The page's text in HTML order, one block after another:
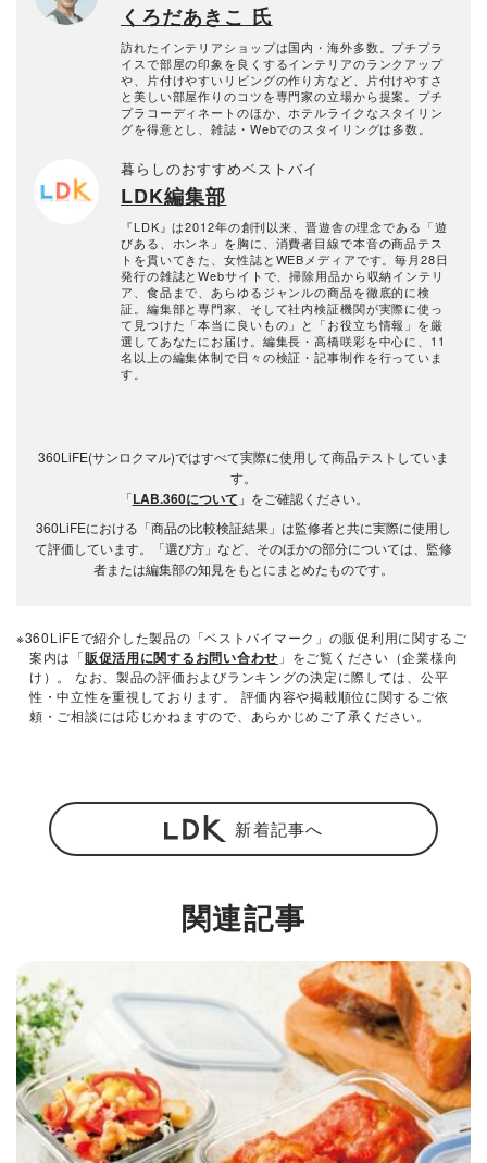
くろだあきこ 氏
訪れたインテリアショップは国内・海外多数。プチプラ
イスで部屋の印象を良くするインテリアのランクアップ
や、片付けやすいリビングの作り方など、片付けやすさ
と美しい部屋作りのコツを専門家の立場から提案。プチ
プラコーディネートのほか、ホテルライクなスタイリン
グを得意とし、雑誌・Webでのスタイリングは多数。
暮らしのおすすめベストバイ
LDK編集部
『LDK』は2012年の創刊以来、晋遊舎の理念である「遊
びある、ホンネ」を胸に、消費者目線で本音の商品テス
トを貫いてきた、女性誌とWEBメディアです。毎月28日
発行の雑誌とWebサイトで、掃除用品から収納インテリ
ア、食品まで、あらゆるジャンルの商品を徹底的に検
証。編集部と専門家、そして社内検証機関が実際に使っ
て見つけた「本当に良いもの」と「お役立ち情報」を厳
選してあなたにお届け。編集長・高橋咲彩を中心に、11
名以上の編集体制で日々の検証・記事制作を行っていま
す。
360LiFE(サンロクマル)ではすべて実際に使用して商品テストしていま
す。
「LAB.360について 」をご確認ください。
360LiFEにおける「商品の比較検証結果」は監修者と共に実際に使用し
て評価しています。「選び方」など、そのほかの部分については、監修
者または編集部の知見をもとにまとめたものです。
※360LiFEで紹介した製品の「ベストバイマーク」の販促利用に関するご
案内は「販促活用に関するお問い合わせ 」をご覧ください（企業様向
け）。 なお、製品の評価およびランキングの決定に際しては、公平
性・中立性を重視しております。 評価内容や掲載順位に関するご依
頼・ご相談には応じかねますので、あらかじめご了承ください。
新着記事へ
関連記事